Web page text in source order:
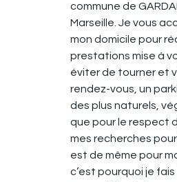
commune de
Marseille. Je vous
mon domicile pour
prestations mise à
éviter de tourner et
rendez-vous, un
des plus naturels,
que pour le respect
mes recherches
est de même pour
c’est pourquoi je